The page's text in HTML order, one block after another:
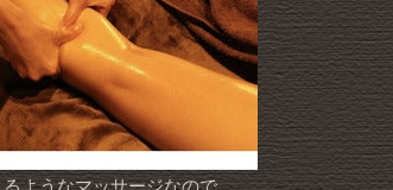
ようなマッサージなので